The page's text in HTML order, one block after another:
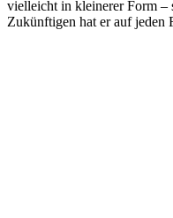
vielleicht in kleinerer Form –
Zukünftigen hat er auf jeden